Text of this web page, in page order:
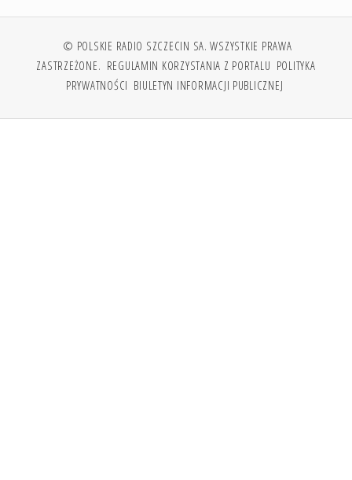
© POLSKIE RADIO SZCZECIN SA. WSZYSTKIE PRAWA
ZASTRZEŻONE. REGULAMIN KORZYSTANIA Z PORTALU POLITYKA
PRYWATNOŚCI BIULETYN INFORMACJI PUBLICZNEJ